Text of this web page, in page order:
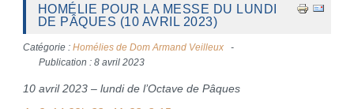
HOMÉLIE POUR LA MESSE DU LUNDI
DE PÂQUES (10 AVRIL 2023)
Catégorie : Homélies de Dom Armand Veilleux
Publication : 8 avril 2023
10 avril 2023 – lundi de l’Octave de Pâques